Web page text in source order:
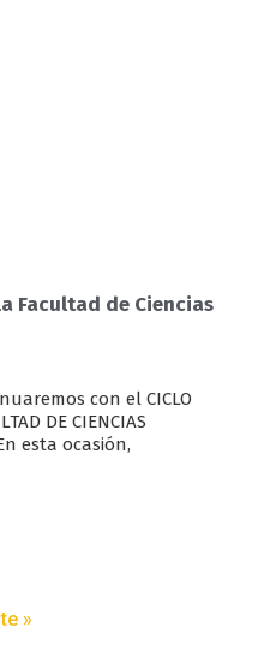
Facultad de Ciencias
con el CICLO
DE CIENCIAS
esta ocasión,
»